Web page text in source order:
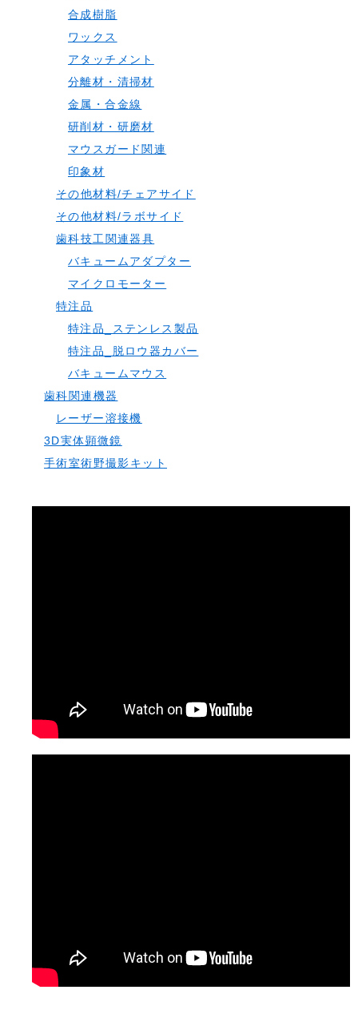
合成樹脂
ワックス
アタッチメント
分離材・清掃材
金属・合金線
研削材・研磨材
マウスガード関連
印象材
その他材料/チェアサイド
その他材料/ラボサイド
歯科技工関連器具
バキュームアダプター
マイクロモーター
特注品
特注品_ステンレス製品
特注品_脱ロウ器カバー
バキュームマウス
歯科関連機器
レーザー溶接機
3D実体顕微鏡
手術室術野撮影キット